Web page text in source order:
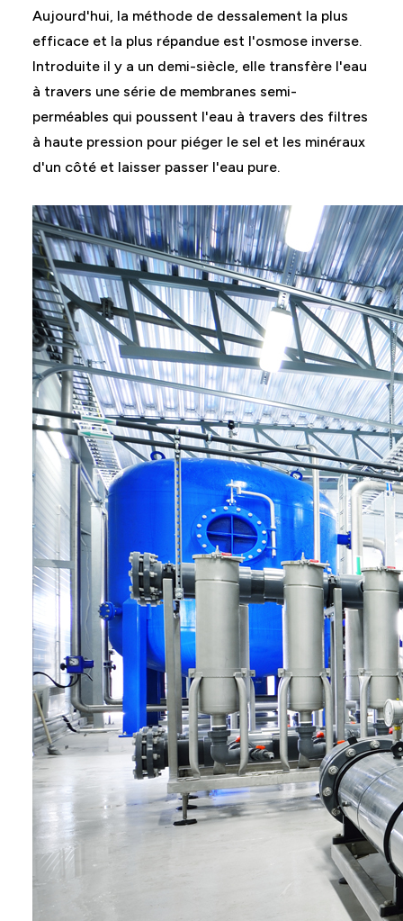
Aujourd'hui, la méthode de dessalement la plus
efficace et la plus répandue est l'osmose inverse.
Introduite il y a un demi-siècle, elle transfère l'eau
à travers une série de membranes semi-
perméables qui poussent l'eau à travers des filtres
à haute pression pour piéger le sel et les minéraux
d'un côté et laisser passer l'eau pure.